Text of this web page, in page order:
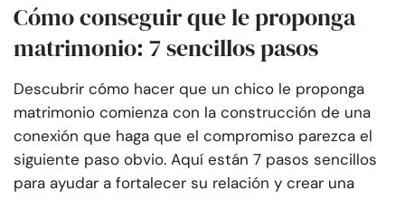
Cómo conseguir que le proponga
matrimonio: 7 sencillos pasos
Descubrir cómo hacer que un chico le proponga
matrimonio comienza con la construcción de una
conexión que haga que el compromiso parezca el
siguiente paso obvio. Aquí están 7 pasos sencillos
para ayudar a fortalecer su relación y crear una